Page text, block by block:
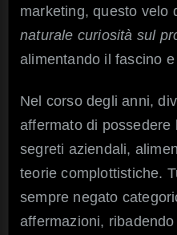
marketing, questo velo
naturale curiosità sul
alimentando il fascino
Nel corso degli anni,
affermato di possedere
segreti aziendali,
teorie complottistiche.
sempre negato
affermazioni,